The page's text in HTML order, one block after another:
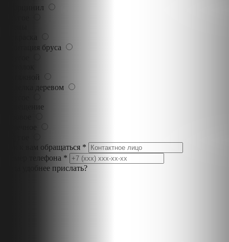
Кварцинил
Имитация бруса
Натяжной
Отделка деревом
Освещение
Как к вам обращаться *
Номер телефона *
Куда удобнее прислать?